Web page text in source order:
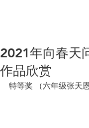
2021年向春天
作品欣赏
特等奖 （六年级张天恩